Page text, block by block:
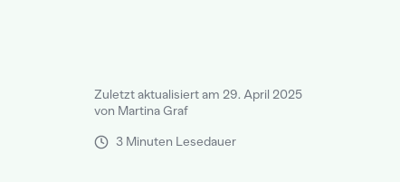
Zuletzt aktualisiert am 29. April 2025
von Martina Graf
3 Minuten Lesedauer